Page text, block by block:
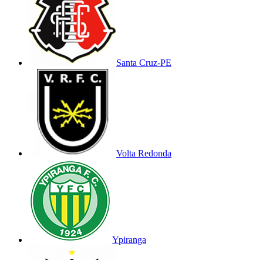
Santa Cruz-PE
Volta Redonda
Ypiranga